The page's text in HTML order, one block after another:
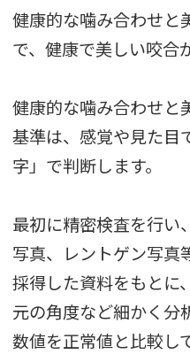
健康的な噛み合わせと
で、健康で美しい咬合
健康的な噛み合わせと
基準は、感覚や見た目
字」で判断します。
最初に精密検査を行い
写真、レントゲン写真
採得した資料をもとに
元の角度など細かく分
数値を正常値と比較し